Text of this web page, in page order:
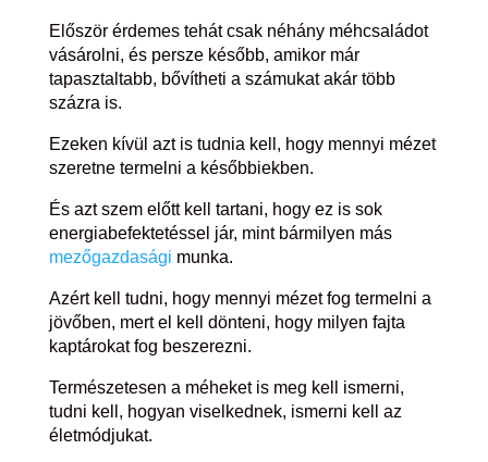
Először érdemes tehát csak néhány méhcsaládot
vásárolni, és persze később, amikor már
tapasztaltabb, bővítheti a számukat akár több
százra is.
Ezeken kívül azt is tudnia kell, hogy mennyi mézet
szeretne termelni a későbbiekben.
És azt szem előtt kell tartani, hogy ez is sok
energiabefektetéssel jár, mint bármilyen más
mezőgazdasági munka.
Azért kell tudni, hogy mennyi mézet fog termelni a
jövőben, mert el kell dönteni, hogy milyen fajta
kaptárokat fog beszerezni.
Természetesen a méheket is meg kell ismerni,
tudni kell, hogyan viselkednek, ismerni kell az
életmódjukat.